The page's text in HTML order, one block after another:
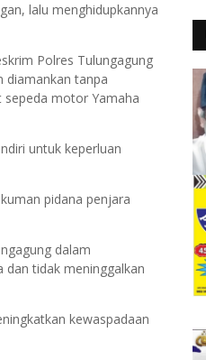
lalu menghidupkannya
Polres Tulungagung
diamankan tanpa
sepeda motor Yamaha
untuk keperluan
pidana penjara
dalam
tidak meninggalkan
kewaspadaan